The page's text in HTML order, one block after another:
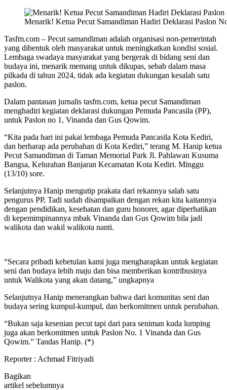
Menarik! Ketua Pecut Samandiman Hadiri Deklarasi Paslon
Tasfm.com – Pecut samandiman adalah organisasi non-pemerintah
yang dibentuk oleh masyarakat untuk meningkatkan kondisi sosial.
Lembaga swadaya masyarakat yang bergerak di bidang seni dan
budaya ini, menarik memang untuk dikupas, sebab dalam masa
pilkada di tahun 2024, tidak ada kegiatan dukungan kesalah satu
paslon.
Dalam pantauan jurnalis tasfm.com, ketua pecut Samandiman
menghadiri kegiatan deklarasi dukungan Pemuda Pancasila (PP),
untuk Paslon no 1, Vinanda dan Gus Qowim.
“Kita pada hari ini pakai lembaga Pemuda Pancasila Kota Kediri,
dan berharap ada perubahan di Kota Kediri,” terang M. Hanip ketua
Pecut Samandiman di Taman Memorial Park Jl. Pahlawan Kusuma
Bangsa, Kelurahan Banjaran Kecamatan Kota Kediri. Minggu
(13/10) sore.
Selanjutnya Hanip mengutip prakata dari rekannya salah satu
pengurus PP, Tadi sudah disampaikan dengan rekan kita kaitannya
dengan pendidikan, kesehatan dan guru honorer, agar diperhatikan
di kepemimpinannya mbak Vinanda dan Gus Qowim bila jadi
walikota dan wakil walikota nanti.
“Secara pribadi kebetulan kami juga mengharapkan untuk kegiatan
seni dan budaya lebih maju dan bisa memberikan kontribusinya
untuk Walikota yang akan datang,” ungkapnya
Selanjutnya Hanip menerangkan bahwa dari komunitas seni dan
budaya sering kumpul-kumpul, dan berkomitmen untuk perubahan.
“Bukan saja kesenian pecut tapi dari para seniman kuda lumping
juga akan berkomitmen untuk Paslon No. 1 Vinanda dan Gus
Qowim.” Tandas Hanip. (*)
Reporter : Achmad Fitriyadi
Bagikan
artikel sebelumnya